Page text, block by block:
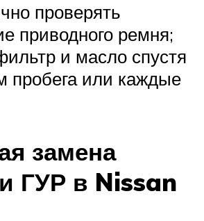
проверять
приводного ремня;
и масло спустя
пробега или каждые
замена
ГУР в Nissan